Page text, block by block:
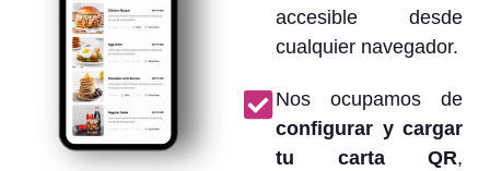
accesible desde
cualquier navegador.
Nos ocupamos de
configurar y cargar
tu carta QR,